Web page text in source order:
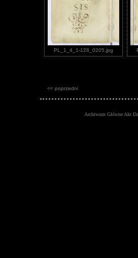
PL_1_4_1-128_0205.jpg
<< poprzedni
Archiwum Główne Akt